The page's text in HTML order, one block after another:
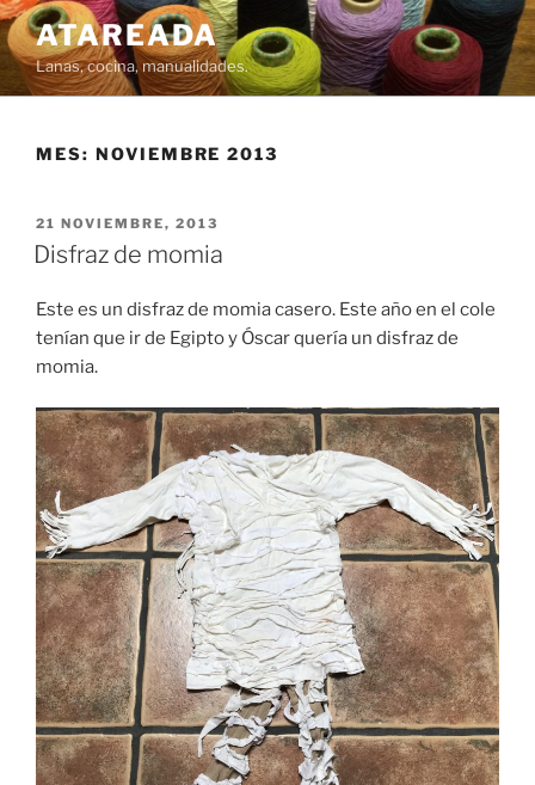
Saltar
al
contenido
ATAREADA
Lanas, cocina, manualidades.
MES: NOVIEMBRE 2013
PUBLICADO
EL
21 NOVIEMBRE, 2013
Disfraz de momia
Este es un disfraz de momia casero. Este año en el cole
tenían que ir de Egipto y Óscar quería un disfraz de
momia.